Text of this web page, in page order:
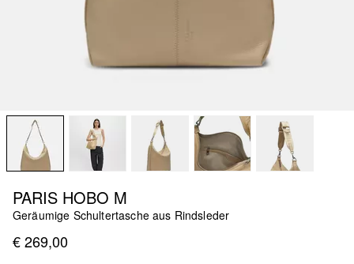
PARIS HOBO M
Geräumige Schultertasche aus Rindsleder
€ 269,00